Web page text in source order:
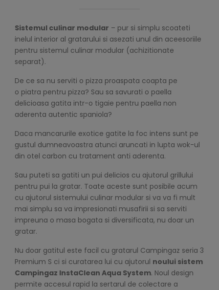
Sistemul culinar modular – pur si simplu scoateti
inelul interior al gratarului si asezati unul din aceesoriile
pentru sistemul culinar modular (achizitionate
separat).
De ce sa nu serviti o pizza proaspata coapta pe
o piatra pentru pizza? Sau sa savurati o paella
delicioasa gatita intr-o tigaie pentru paella non
aderenta autentic spaniola?
Daca mancarurile exotice gatite la foc intens sunt pe
gustul dumneavoastra atunci aruncati in lupta wok-ul
din otel carbon cu tratament anti aderenta.
Sau puteti sa gatiti un pui delicios cu ajutorul grillului
pentru pui la gratar. Toate aceste sunt posibile acum
cu ajutorul sistemului culinar modular si va va fi mult
mai simplu sa va impresionati musafirii si sa serviti
impreuna o masa bogata si diversificata, nu doar un
gratar.
Nu doar gatitul este facil cu gratarul Campingaz seria 3
Premium S ci si curatarea lui cu ajutorul noului sistem
Campingaz InstaClean Aqua System. Noul design
permite accesul rapid la sertarul de colectare a